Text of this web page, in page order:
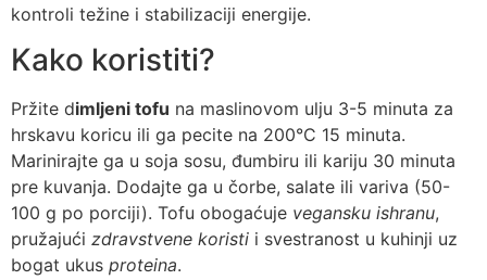
kontroli težine i stabilizaciji energije.
Kako koristiti?
Pržite dimljeni tofu na maslinovom ulju 3-5 minuta za
hrskavu koricu ili ga pecite na 200°C 15 minuta.
Marinirajte ga u soja sosu, đumbiru ili kariju 30 minuta
pre kuvanja. Dodajte ga u čorbe, salate ili variva (50-
100 g po porciji). Tofu obogaćuje vegansku ishranu,
pružajući zdravstvene koristi i svestranost u kuhinji uz
bogat ukus proteina.